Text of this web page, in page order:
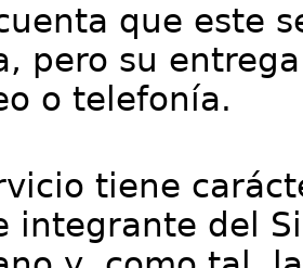
que este
pero su
o telefonía.
tiene
integrante del